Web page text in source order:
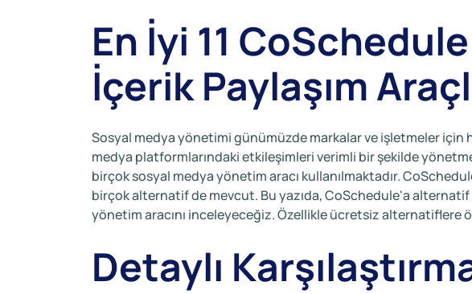
En İyi 11
İçerik Paylaşım
Sosyal medya yönetimi günümüzde markalar ve işletmeler için
medya platformlarındaki etkileşimleri verimli bir şekilde
birçok sosyal medya yönetim aracı kullanılmaktadır.
birçok alternatif de mevcut. Bu yazıda, CoSchedule'a
yönetim aracını inceleyeceğiz. Özellikle ücretsiz alternatiflere
Detaylı